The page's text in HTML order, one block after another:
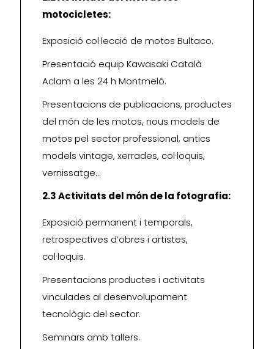
motocicletes:
Exposició col·lecció de motos Bultaco.
Presentació equip Kawasaki Català
Aclam a les 24 h Montmeló.
Presentacions de publicacions, productes
del món de les motos, nous models de
motos pel sector professional, antics
models vintage, xerrades, col·loquis,
vernissatge…
2.3 Activitats del món de la fotografia:
Exposició permanent i temporals,
retrospectives d’obres i artistes,
col·loquis.
Presentacions productes i activitats
vinculades al desenvolupament
tecnològic del sector.
Seminars amb tallers.